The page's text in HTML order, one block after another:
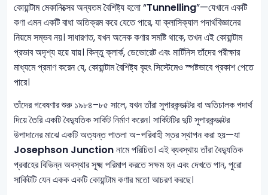
কোয়ান্টাম মেকানিক্সের অন্যতম বৈশিষ্ট্য হলো “Tunnelling”—যেখানে একটি
কণা এমন একটি বাধা অতিক্রম করে যেতে পারে, যা ক্লাসিক্যাল পদার্থবিজ্ঞানের
নিয়মে সম্ভব নয়। সাধারণত, যখন অনেক কণার সমষ্টি থাকে, তখন এই কোয়ান্টাম
প্রভাব অদৃশ্য হয়ে যায়। কিন্তু ক্লার্ক, ডেভোরেট এবং মার্টিনিস তাঁদের পরীক্ষার
মাধ্যমে প্রমাণ করেন যে, কোয়ান্টাম বৈশিষ্ট্য বৃহৎ সিস্টেমেও স্পষ্টভাবে প্রকাশ পেতে
পারে।
তাঁদের গবেষণার শুরু ১৯৮৪–৮৫ সালে, যখন তাঁরা সুপারকন্ডাক্টর বা অতিচালক পদার্থ
দিয়ে তৈরি একটি বৈদ্যুতিক সার্কিট নির্মাণ করেন। সার্কিটটির দুটি সুপারকন্ডাক্টর
উপাদানের মাঝে একটি অত্যন্ত পাতলা অ-পরিবাহী স্তর স্থাপন করা হয়—যা
Josephson Junctionনামে পরিচিত। এই ব্যবস্থায় তাঁরা বৈদ্যুতিক
প্রবাহের বিভিন্ন অবস্থার সূক্ষ্ম পরিমাপ করতে সক্ষম হন এবং দেখতে পান, পুরো
সার্কিটটি যেন একক একটি কোয়ান্টাম কণার মতো আচরণ করছে।